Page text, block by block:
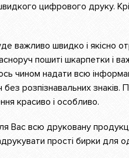
цифрового друку.
важливо швидко і якісно
пошиті шкарпетки і
чином надати всю
без розпізнавальних
красиво і особливо.
Вас всю друковану
прості бирки для